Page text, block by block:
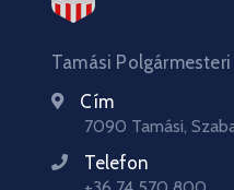
Tamási
Cím
7090 Tamási,
Telefon